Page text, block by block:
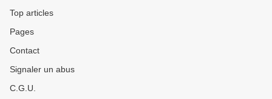
Top articles
Pages
Contact
Signaler un abus
C.G.U.